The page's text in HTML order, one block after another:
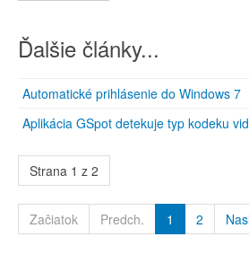
Ďalšie články...
Automatické prihlásenie do Windows 7
Aplikácia GSpot detekuje typ kodeku
Strana 1 z 2
Začiatok Predch. 1 2